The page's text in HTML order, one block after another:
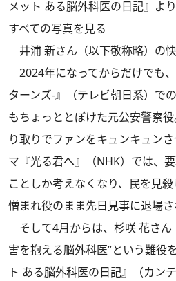
メット ある脳外科医の日記』より
すべての写真を見る
井浦 新さん（以下敬称略）の
2024年になってからだけでも
ターンズ-』（テレビ朝日系）で
もちょっととぼけた元公安警察
り取りでファンをキュンキュン
マ『光る君へ』（NHK）では、
ことしか考えなくなり、民を見殺
憎まれ役のまま先日見事に退場さ
そして4月からは、杉咲 花さん
害を抱える脳外科医”という難役
ト ある脳外科医の日記』（カン